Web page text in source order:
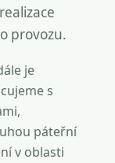
provozu.
je
s
páteřní
v oblasti